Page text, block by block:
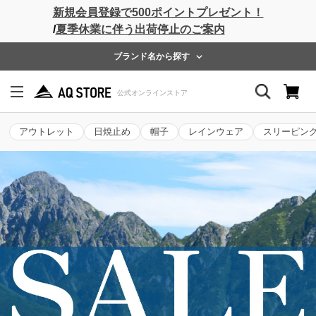
新規会員登録で500ポイントプレゼント！
/夏季休業に伴う出荷停止のご案内
ブランド名から探す
アウトレット 日焼止め 帽子 レインウェア スリーピン